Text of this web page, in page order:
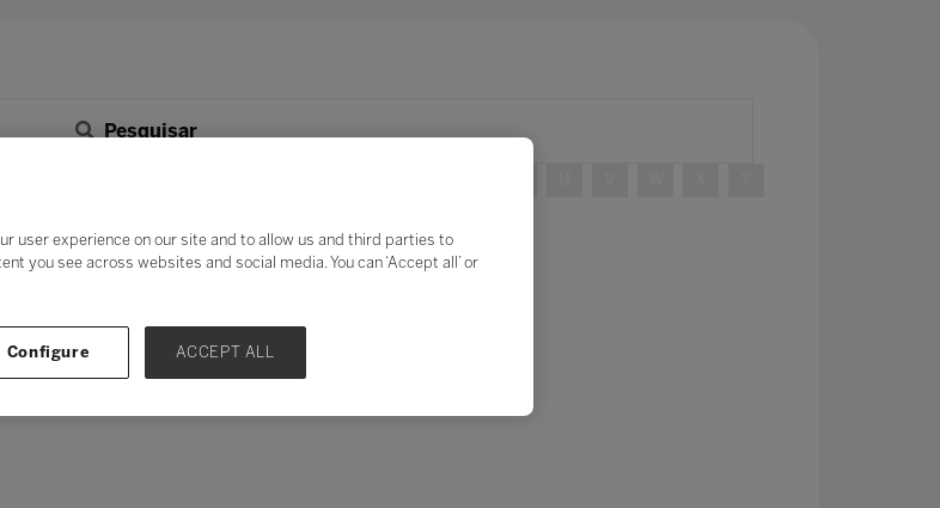
Pesquisar
user experience on our site and to allow us and third parties to
you see across websites and social media. You can ‘Accept all’ or
Configure ACCEPT ALL